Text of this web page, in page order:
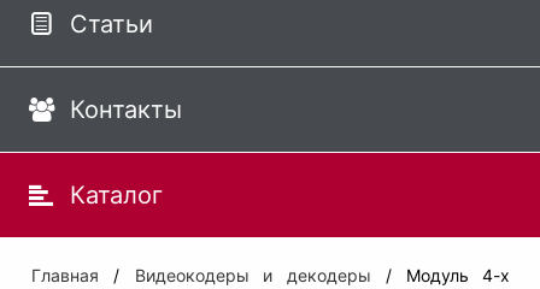
Статьи
Контакты
Каталог
Главная / Видеокодеры и декодеры
/ Модуль 4-х